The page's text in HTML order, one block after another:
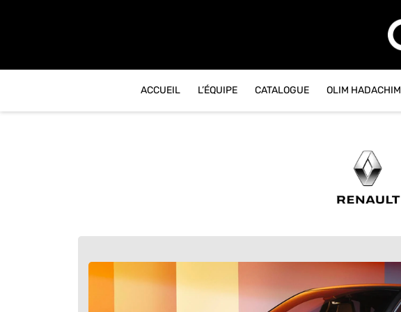
ACCUEIL L’ÉQUIPE CATALOGUE OLIM HADACHIM